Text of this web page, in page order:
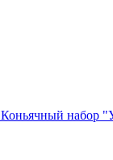
Коньячный набор